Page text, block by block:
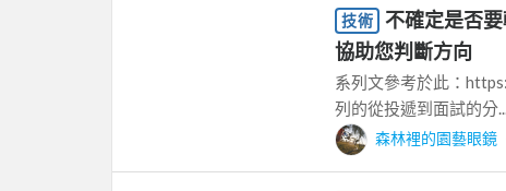
技術
不確定是否
協助您判斷方向
系列文參考於此：
列的從投遞到面試的分
森林裡的園藝眼鏡